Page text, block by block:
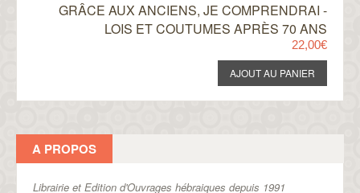
GRÂCE AUX ANCIENS, JE COMPRENDRAI -
LOIS ET COUTUMES APRÈS 70 ANS
22,00€
A PROPOS
Librairie et Edition d'Ouvrages hébraiques depuis 1991